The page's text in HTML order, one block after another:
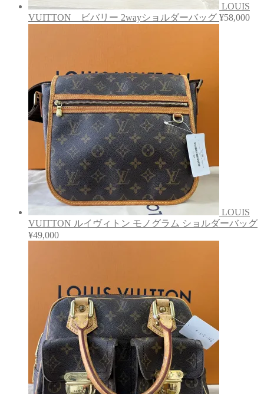
LOUIS
VUITTON ビバリー 2wayショルダーバッグ ¥58,000
LOUIS
VUITTON ルイヴィトン モノグラム ショルダーバッグ
¥49,000